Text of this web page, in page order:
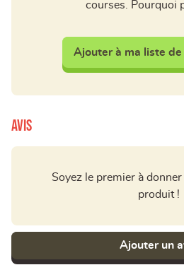
courses. Pourquoi
Ajouter à ma liste de
Avis
Soyez le premier à
produit !
Ajouter un